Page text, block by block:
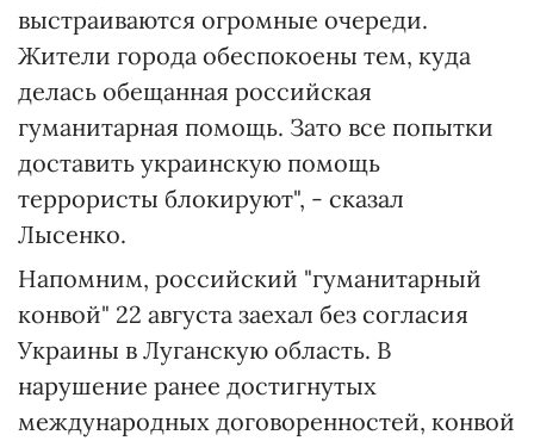
выстраиваются огромные очереди.
Жители города обеспокоены тем, куда
делась обещанная российская
гуманитарная помощь. Зато все попытки
доставить украинскую помощь
террористы блокируют", - сказал
Лысенко.
Напомним, российский "гуманитарный
конвой" 22 августа заехал без согласия
Украины в Луганскую область. В
нарушение ранее достигнутых
международных договоренностей, конвой